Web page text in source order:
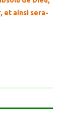
et ainsi sera-